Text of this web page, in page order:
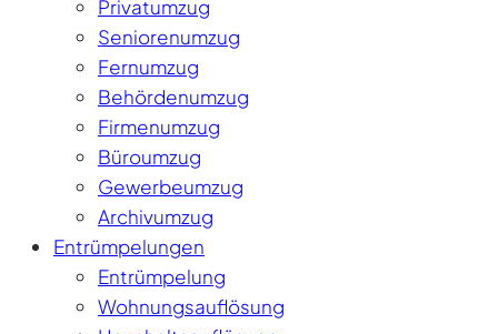
Privatumzug
Seniorenumzug
Fernumzug
Behördenumzug
Firmenumzug
Büroumzug
Gewerbeumzug
Archivumzug
Entrümpelungen
Entrümpelung
Wohnungsauflösung